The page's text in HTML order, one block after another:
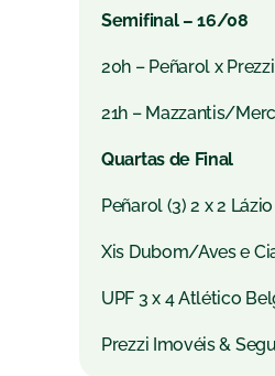
Semifinal – 16/08
20h – Peñarol x
21h – Mazzantis/
Quartas de Final
Peñarol (3) 2 x 2 Lázio
Xis Dubom/Aves e
UPF 3 x 4 Atlético
Prezzi Imovéis &